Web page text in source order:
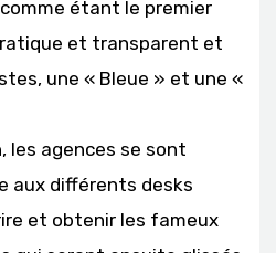
étant le premier
et transparent et
une « Bleue » et une «
les agences se sont
aux différents desks
et obtenir les fameux